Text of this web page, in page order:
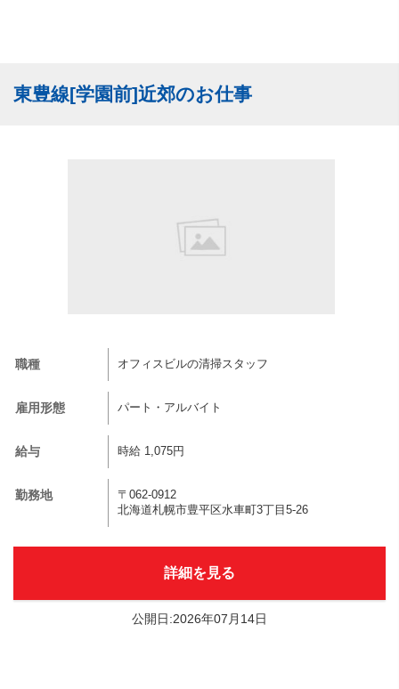
東豊線[学園前]近郊のお仕事
職種 オフィスビルの清掃スタッフ
雇用形態 パート・アルバイト
給与 時給 1,075円
勤務地
〒062-0912
北海道札幌市豊平区水車町3丁目5-26
詳細を見る
公開日:2026年07月14日